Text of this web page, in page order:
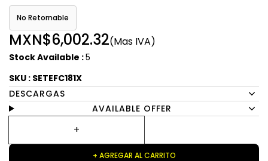
No Retornable
MXN$6,002.32(Mas IVA)
Stock Available :5
SKU : SETEFC181X
DESCARGAS
AVAILABLE OFFER
+ AGREGAR AL CARRITO